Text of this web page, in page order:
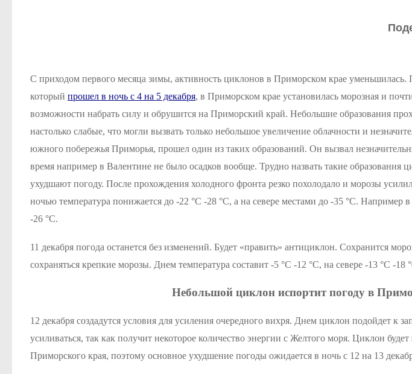
С приходом первого месяца зимы, активность циклонов в Приморском крае уменьшилась.
который прошел в ночь с 4 на 5 декабря, в Приморском крае установилась морозная и
возможности набрать силу и обрушится на Приморский край. Небольшие образования
настолько слабые, что могли вызвать только небольшое увеличение облачности и
южного побережья Приморья, прошел один из таких образований. Он вызвал
время например в Валентине не было осадков вообще. Трудно назвать такие образования
ухудшают погоду. После прохождения холодного фронта резко похолодало и морозы
ночью температура понижается до -22 °С -28 °С, а на севере местами до -35 °С. Например
-26 °С.
11 декабря погода останется без изменений. Будет «править» антициклон. Сохранится
сохраняться крепкие морозы. Днем температура составит -5 °С -12 °С, на севере -13 °С -18
Небольшой циклон испортит погоду в
12 декабря создадутся условия для усиления очередного вихря. Днем циклон подойдет к
усиливаться, так как получит некоторое количество энергии с Желтого моря. Циклон
Приморского края, поэтому основное ухудшение погоды ожидается в ночь с 12 на 13